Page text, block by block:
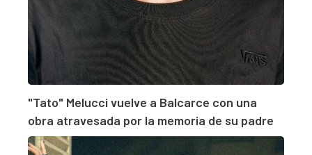
"Tato" Melucci vuelve a Balcarce con una
obra atravesada por la memoria de su padre